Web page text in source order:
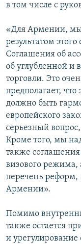
в том числе с
«Для Армении,
результатом
Соглашения об
об углубленной и
торговли. Это
предполагает,
должно быть
европейского
серьезный
Кроме того, мы
также
визового режима,
перечень
Армении».
Помимо
также остается
и